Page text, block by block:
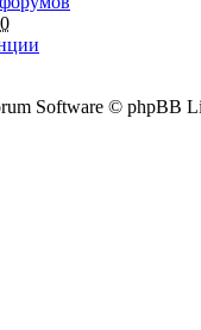
Software © phpBB